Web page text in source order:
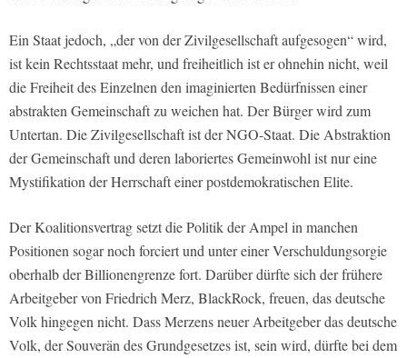
Ein Staat jedoch, „der von der Zivilgesellschaft aufgesogen“ wird,
ist kein Rechtsstaat mehr, und freiheitlich ist er ohnehin nicht, weil
die Freiheit des Einzelnen den imaginierten Bedürfnissen einer
abstrakten Gemeinschaft zu weichen hat. Der Bürger wird zum
Untertan. Die Zivilgesellschaft ist der NGO-Staat. Die Abstraktion
der Gemeinschaft und deren laboriertes Gemeinwohl ist nur eine
Mystifikation der Herrschaft einer postdemokratischen Elite.
Der Koalitionsvertrag setzt die Politik der Ampel in manchen
Positionen sogar noch forciert und unter einer Verschuldungsorgie
oberhalb der Billionengrenze fort. Darüber dürfte sich der frühere
Arbeitgeber von Friedrich Merz, BlackRock, freuen, das deutsche
Volk hingegen nicht. Dass Merzens neuer Arbeitgeber das deutsche
Volk, der Souverän des Grundgesetzes ist, sein wird, dürfte bei dem